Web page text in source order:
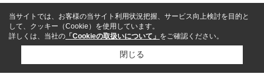
当サイトでは、お客様の当サイト利用状況把握、サービス向上検討を目的と
して、クッキー（Cookie）を使用しています。
詳しくは、当社の 「Cookieの取扱いについて」 をご確認ください。
閉じる